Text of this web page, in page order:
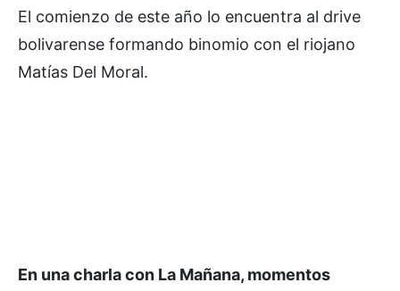
El comienzo de este año lo encuentra al drive
bolivarense formando binomio con el riojano
Matías Del Moral.
En una charla con La Mañana, momentos